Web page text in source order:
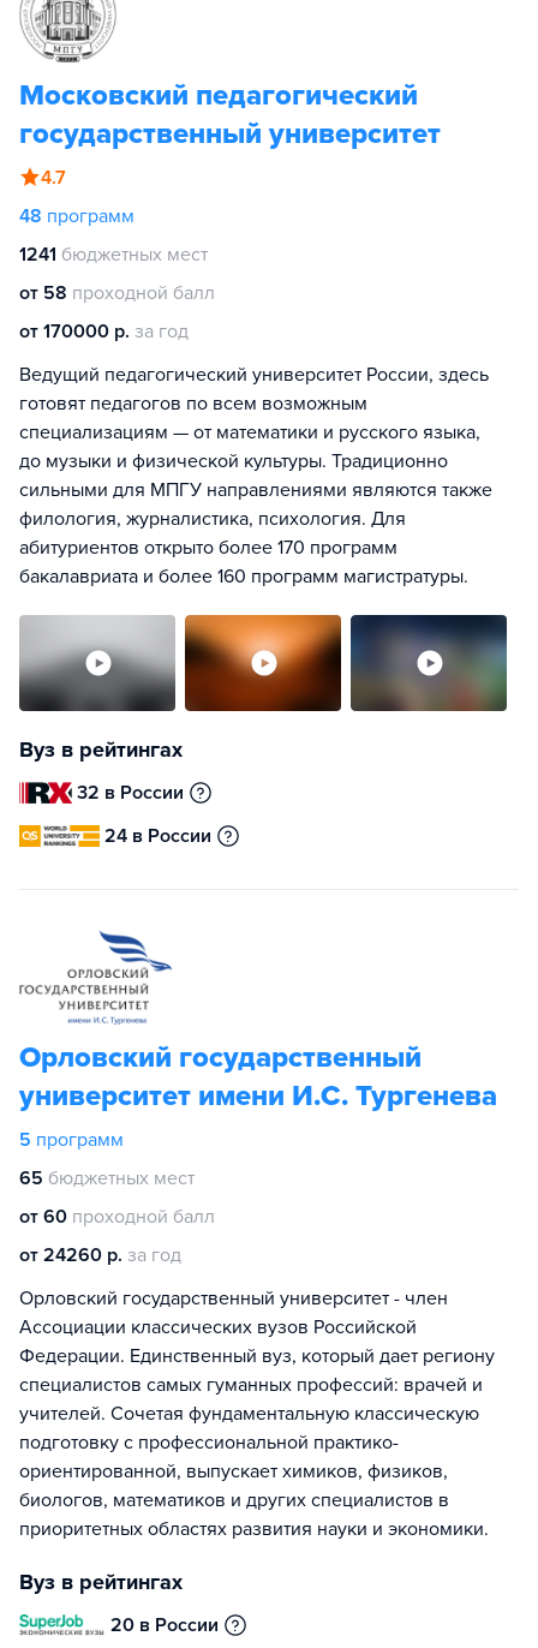
Московский педагогический
государственный университет
4.7
48 программ
1241 бюджетных мест
от 58 проходной балл
от 170000 р. за год
Ведущий педагогический университет России, здесь
готовят педагогов по всем возможным
специализациям — от математики и русского языка,
до музыки и физической культуры. Традиционно
сильными для МПГУ направлениями являются также
филология, журналистика, психология. Для
абитуриентов открыто более 170 программ
бакалавриата и более 160 программ магистратуры.
Вуз в рейтингах
32 в России
24 в России
Орловский государственный
университет имени И.С. Тургенева
5 программ
65 бюджетных мест
от 60 проходной балл
от 24260 р. за год
Орловский государственный университет - член
Ассоциации классических вузов Российской
Федерации. Единственный вуз, который дает региону
специалистов самых гуманных профессий: врачей и
учителей. Сочетая фундаментальную классическую
подготовку с профессиональной практико-
ориентированной, выпускает химиков, физиков,
биологов, математиков и других специалистов в
приоритетных областях развития науки и экономики.
Вуз в рейтингах
20 в России